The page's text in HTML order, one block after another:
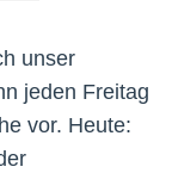
unser
jeden Freitag
vor. Heute: